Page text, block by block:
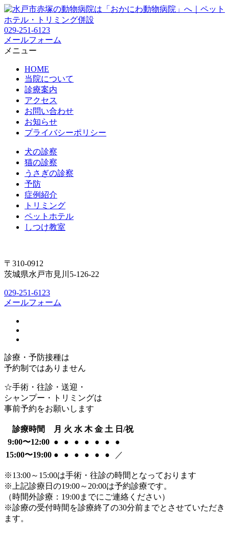
029-251-6123
メールフォーム
メニュー
HOME
当院について
診療案内
アクセス
お問い合わせ
お知らせ
プライバシーポリシー
犬の診察
猫の診察
うさぎの診察
予防
症例紹介
トリミング
ペットホテル
しつけ教室
〒310-0912
茨城県水戸市見川5-126-22
029-251-6123
メールフォーム
診療・予防接種は
予約制ではありません
☆手術・往診・送迎・
シャンプー・トリミングは
事前予約をお願いします
診療時間 月 火 水 木 金 土 日/祝
9:00〜12:00 ● ● ● ● ● ●
●
15:00〜19:00 ● ● ● ● ● ● ／
※13:00～15:00は手術・往診の時間となっております
※上記診療日の19:00～20:00は予約診療です。
（時間外診療：19:00までにご連絡ください）
※診療の受付時間を診療終了の30分前までとさせていただき
ます。